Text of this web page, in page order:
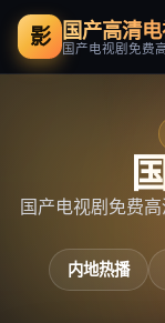
影 国产高清
国产电视剧免费
国产电视剧免费
内地热播